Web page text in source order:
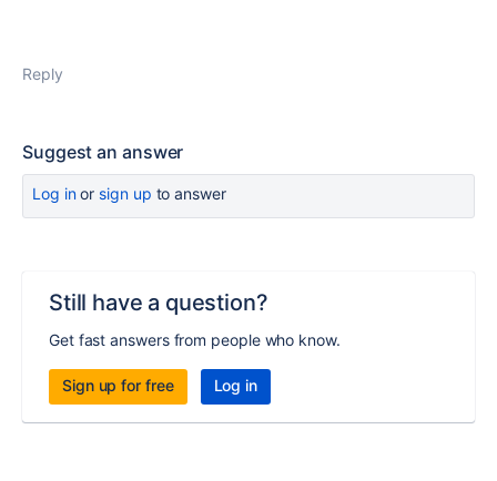
Reply
Suggest an answer
Log inor sign up to answer
Still have a question?
Get fast answers from people who know.
Sign up for free Log in